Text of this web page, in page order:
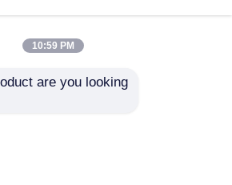
Haritası
Gizlilik Politikası
10:59 PM
are you looking